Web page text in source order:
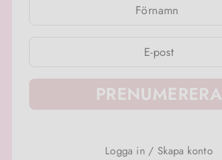
DIN
DIN
PRENUMERERA
Logga in / Skapa konto